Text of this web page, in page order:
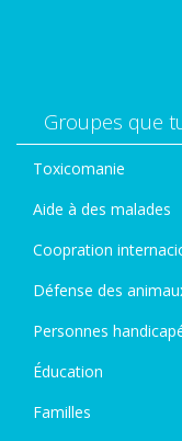
Groupes que
Toxicomanie
Aide à des malades
Coopration
Défense des
Personnes
Éducation
Familles